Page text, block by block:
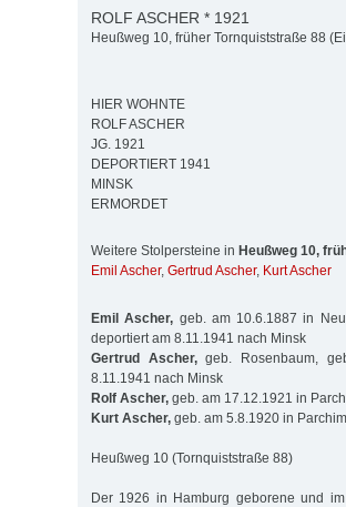
ROLF ASCHER * 1921
Heußweg 10, früher Tornquiststraße 88
HIER WOHNTE
ROLF ASCHER
JG. 1921
DEPORTIERT 1941
MINSK
ERMORDET
Weitere Stolpersteine in Heußweg 10,
Emil Ascher, Gertrud Ascher, Kurt Ascher
Emil Ascher, geb. am 10.6.1887 in
deportiert am 8.11.1941 nach Minsk
Gertrud Ascher,geb. Rosenbaum,
8.11.1941 nach Minsk
Rolf Ascher, geb. am 17.12.1921 in
Kurt Ascher, geb. am 5.8.1920 in
Heußweg 10 (Tornquiststraße 88)
Der 1926 in Hamburg geborene und